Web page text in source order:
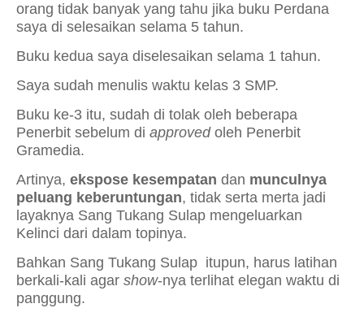
orang tidak banyak yang tahu jika buku Perdana
saya di selesaikan selama 5 tahun.
Buku kedua saya diselesaikan selama 1 tahun.
Saya sudah menulis waktu kelas 3 SMP.
Buku ke-3 itu, sudah di tolak oleh beberapa
Penerbit sebelum di approvedoleh Penerbit
Gramedia.
Artinya, ekspose kesempatan dan munculnya
peluang keberuntungan, tidak serta merta jadi
layaknya Sang Tukang Sulap mengeluarkan
Kelinci dari dalam topinya.
Bahkan Sang Tukang Sulap itupun, harus latihan
berkali-kali agar show-nya terlihat elegan waktu di
panggung.